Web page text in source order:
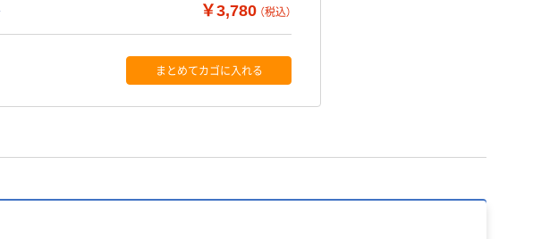
￥3,780 （税込）
まとめてカゴに入れる